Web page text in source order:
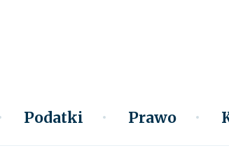
Podatki Prawo